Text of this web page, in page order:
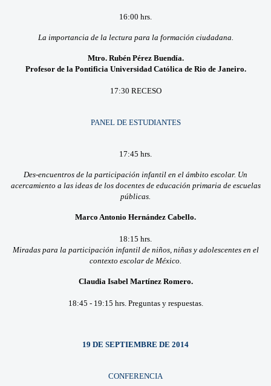
16:00 hrs.
La importancia de la lectura para la formación ciudadana.
Mtro. Rubén Pérez Buendía.
Profesor de la Pontificia Universidad Católica de Rio de Janeiro.
17:30 RECESO
PANEL DE ESTUDIANTES
17:45 hrs.
Des-encuentros de la participación infantil en el ámbito escolar. Un
acercamiento a las ideas de los docentes de educación primaria de escuelas
públicas.
Marco Antonio Hernández Cabello.
18:15 hrs.
Miradas para la participación infantil de niños, niñas y adolescentes en el
contexto escolar de México.
Claudia Isabel Martínez Romero.
18:45 - 19:15 hrs. Preguntas y respuestas.
19 DE SEPTIEMBRE DE 2014
CONFERENCIA